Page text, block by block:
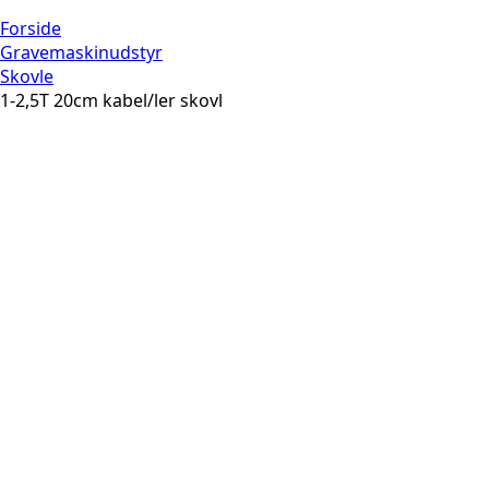
Forside
Gravemaskinudstyr
Skovle
1-2,5T 20cm kabel/ler skovl